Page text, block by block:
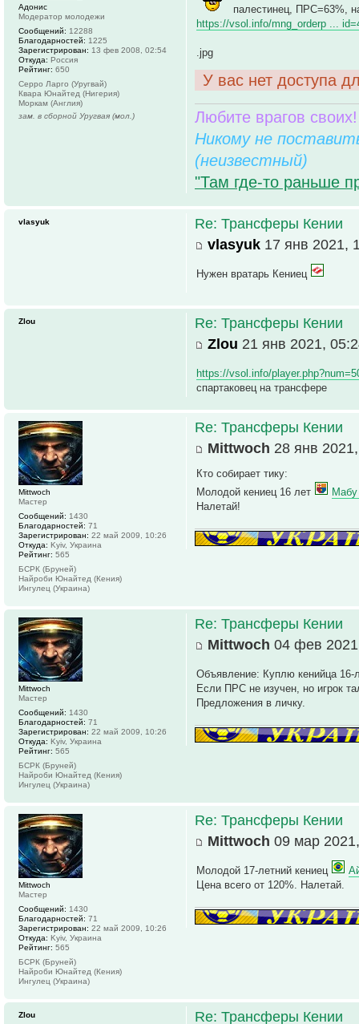
палестинец, ПРС=63%,
https://vsol.info/mng_orderp ...
.jpg
У вас нет доступа
Любите врагов
Никому не
(неизвестный)
"Там где-то раньше
Адонис
Модератор молодежи
Сообщений: 12288
Благодарностей: 1225
Зарегистрирован: 13 фев 2008, 02:54
Откуда: Россия
Рейтинг: 650
Серро Ларго (Уругвай)
Квара Юнайтед (Нигерия)
Моркам (Англия)
зам. в сборной Уругвая (мол.)
Re: Трансферы Кении
vlasyuk 17 янв 2021,
Нужен вратарь Кениец
vlasyuk
Re: Трансферы Кении
Zlou 21 янв 2021,
https://vsol.info/
спартаковец на трансфере
Zlou
Re: Трансферы Кении
Mittwoch 28 янв
Кто собирает тику:
Молодой кениец 16 лет
Мабу
Налетай!
Mittwoch
Мастер
Сообщений: 1430
Благодарностей: 71
Зарегистрирован: 22 май 2009, 10:26
Откуда: Kyiv, Украина
Рейтинг: 565
БСРК (Бруней)
Найроби Юнайтед (Кения)
Ингулец (Украина)
Re: Трансферы Кении
Mittwoch 04 фев
Объявление: Куплю кенийца 16-
Если ПРС не изучен, но игрок
Предложения в личку.
Mittwoch
Мастер
Сообщений: 1430
Благодарностей: 71
Зарегистрирован: 22 май 2009, 10:26
Откуда: Kyiv, Украина
Рейтинг: 565
БСРК (Бруней)
Найроби Юнайтед (Кения)
Ингулец (Украина)
Re: Трансферы Кении
Mittwoch 09 мар
Молодой 17-летний кениец
Цена всего от 120%. Налетай.
Mittwoch
Мастер
Сообщений: 1430
Благодарностей: 71
Зарегистрирован: 22 май 2009, 10:26
Откуда: Kyiv, Украина
Рейтинг: 565
БСРК (Бруней)
Найроби Юнайтед (Кения)
Ингулец (Украина)
Re: Трансферы Кении
Zlou